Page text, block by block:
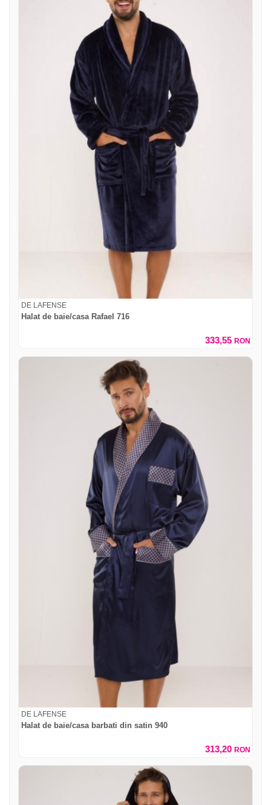
DE LAFENSE
Halat de baie/casa Rafael 716
333,55 RON
DE LAFENSE
Halat de baie/casa barbati din satin 940
313,20 RON